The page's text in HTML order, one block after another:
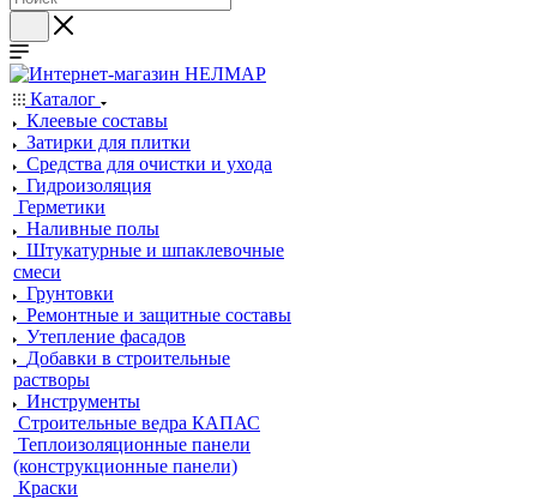
Каталог
Клеевые составы
Затирки для плитки
Средства для очистки и ухода
Гидроизоляция
Герметики
Наливные полы
Штукатурные и шпаклевочные
смеси
Грунтовки
Ремонтные и защитные составы
Утепление фасадов
Добавки в строительные
растворы
Инструменты
Строительные ведра КАПАС
Теплоизоляционные панели
(конструкционные панели)
Краски